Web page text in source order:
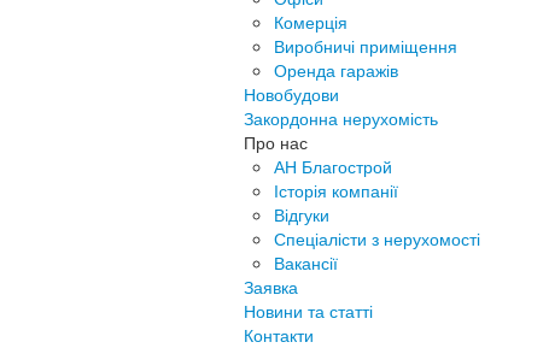
Комерція
Виробничі приміщення
Оренда гаражів
Новобудови
Закордонна нерухомість
Про нас
АН Благострой
Історія компанії
Відгуки
Спеціалісти з нерухомості
Вакансії
Заявка
Новини та статті
Контакти